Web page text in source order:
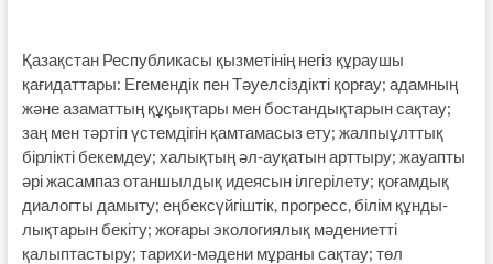
Қазақстан Республикасы қызметінің негіз құраушы
қағидаттары: Егемендік пен Тәуелсіздікті қорғау; адамның
және азаматтың құқықтары мен бостандықтарын сақтау;
заң мен тәртіп үстемдігін қамтамасыз ету; жалпыұлттық
бірлікті бекемдеу; халықтың әл-ауқатын арттыру; жауапты
әрі жасампаз отаншылдық идеясын ілгерілету; қоғамдық
диалогты дамыту; еңбексүйгіштік, прогресс, білім құнды­
лықтарын бекіту; жоғары экологиялық мәдениетті
қалыптас­тыру; тарихи-мәдени мұраны сақтау; төл